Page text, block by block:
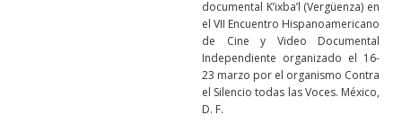
documental K’ixba’l (Vergüenza) en
el VII Encuentro Hispanoamericano
de Cine y Video Documental
Independiente organizado el 16-
23 marzo por el organismo Contra
el Silencio todas las Voces. México,
D. F.